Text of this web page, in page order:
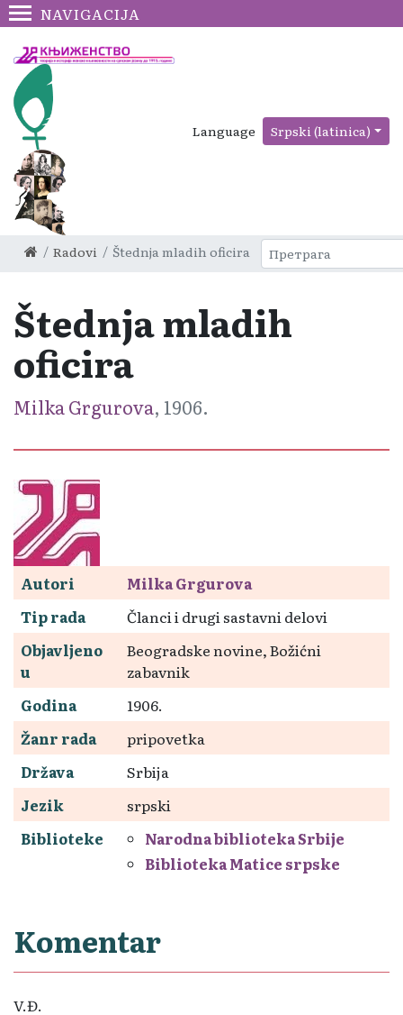
NAVIGACIJA
Language Srpski (latinica)
Radovi Štednja mladih oficira
Štednja mladih
oficira
Milka Grgurova, 1906.
Autori
Milka Grgurova
Tip rada
Članci i drugi sastavni delovi
Objavljeno
u
Beogradske novine, Božićni
zabavnik
Godina
1906.
Žanr rada
pripovetka
Država
Srbija
Jezik
srpski
Biblioteke
Narodna biblioteka Srbije
Biblioteka Matice srpske
Komentar
V.Đ.